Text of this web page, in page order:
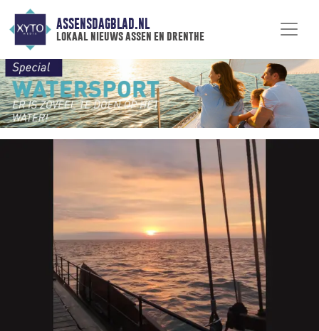
ASSENSDAGBLAD.NL
lokaal nieuws assen en drenthe